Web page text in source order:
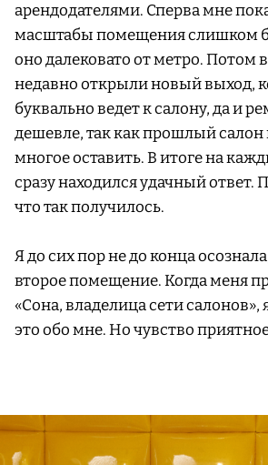
арендодателями. Сперва мне
масштабы помещения слишком
оно далековато от метро. Потом
недавно открыли новый выход,
буквально ведет к салону, да и
дешевле, так как прошлый салон
многое оставить. В итоге на
сразу находился удачный ответ.
что так получилось.
Я до сих пор не до конца
второе помещение. Когда меня
«Сона, владелица сети салонов»,
это обо мне. Но чувство